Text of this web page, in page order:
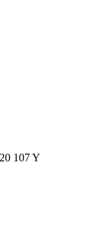
107 Y